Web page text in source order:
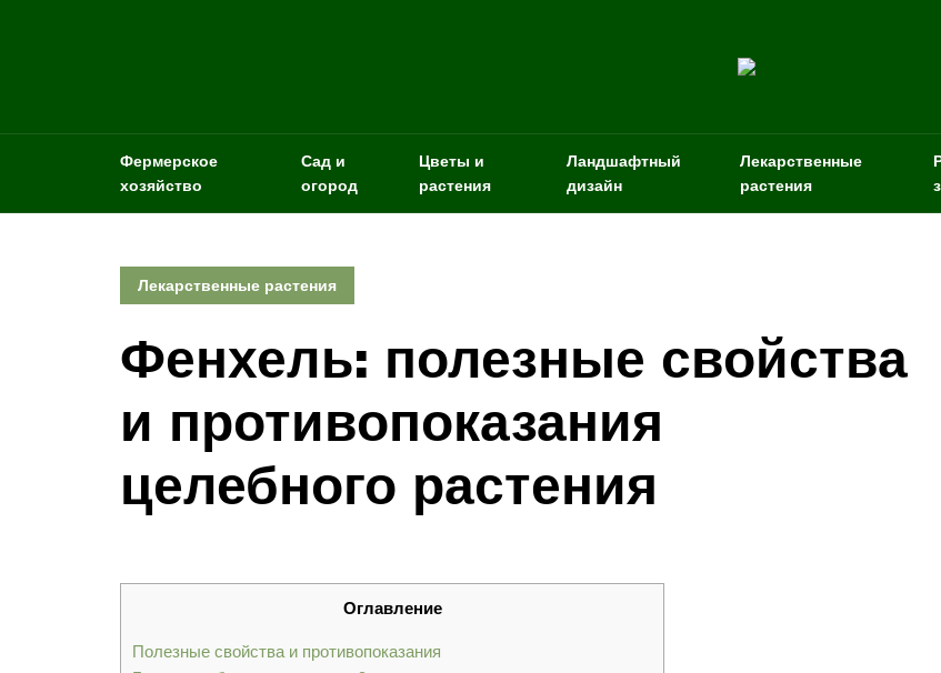
Фермерское
хозяйство
Сад и
огород
Цветы и
растения
Ландшафтный
дизайн
Лекарственные
растения
Лекарственные растения
Фенхель: полезные свойства
и противопоказания
целебного растения
Оглавление
Полезные свойства и противопоказания